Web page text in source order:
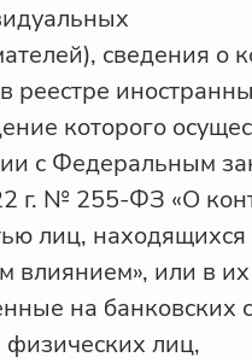
сведения о
реестре
которого
с Федеральным
г. № 255-ФЗ «О
лиц,
влиянием», или в их
на банковских
физических лиц,